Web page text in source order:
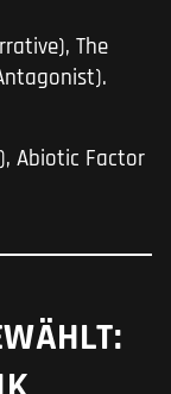
The
Abiotic Factor